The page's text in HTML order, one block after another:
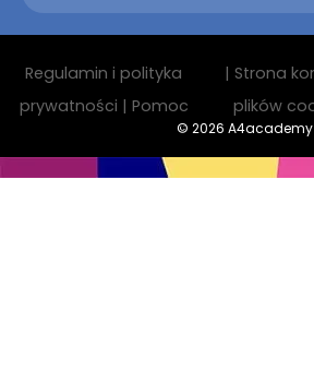
Regulamin i polityka
prywatności | Pomoc
| Strona
plików
© 2026 A4academy